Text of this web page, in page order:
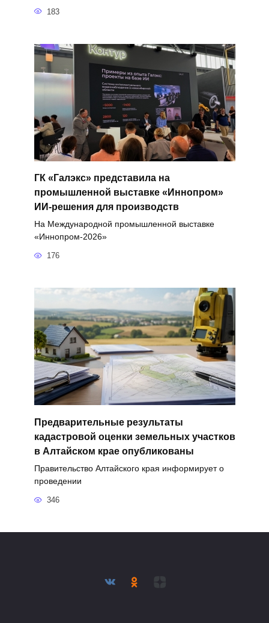
183
ГК «Галэкс» представила на
промышленной выставке «Иннопром»
ИИ-решения для производств
На Международной промышленной выставке
«Иннопром-2026»
176
Предварительные результаты
кадастровой оценки земельных участков
в Алтайском крае опубликованы
Правительство Алтайского края информирует о
проведении
346